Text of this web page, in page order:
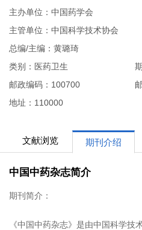
主办单位：中国药学会
主管单位：中国科学技术协会
总编/主编：黄璐琦
类别：医药卫生
邮政编码：100700
地址：110000
文献浏览 期刊介绍
中国中药杂志简介
期刊简介：
《中国中药杂志》是由中国科学技